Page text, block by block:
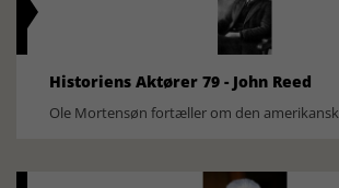
Historiens Aktører 79 - John Reed
Ole Mortensøn fortæller om den